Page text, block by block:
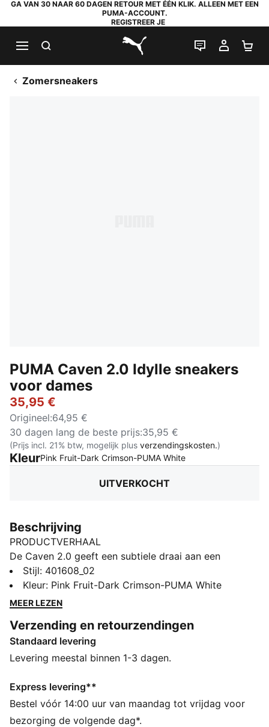
GA VAN 30 NAAR 60 DAGEN RETOUR MET ÉÉN KLIK. ALLEEN MET EEN
PUMA-ACCOUNT.
REGISTREER JE
PUMA.com
LIVE CHAT
MIJN
Zomersneakers
PUMA Caven 2.0 Idylle sneakers
voor dames
35,95 €
Origineel:64,95 €
30 dagen lang de beste prijs:35,95 €
(Prijs incl. 21% btw, mogelijk plus verzendingskosten.)
KleurPink Fruit-Dark Crimson-PUMA White:
UITVERKOCHT
Beschrijving
PRODUCTVERHAAL
De Caven 2.0 geeft een subtiele draai aan een
basketbalmodel uit de jaren 80 voor een look die je
met recht een klassieker mag noemen, op het
basketbalveld en daarbuiten. Dit ontwerp combineert
coole retro-uitstraling. Deze sneakers zijn de essentie
van sportieve stijl.
ALLE INS EN OUTS
minstens 20% gerecyclede materialen en de zool is
gemaakt met minstens 10% gerecyclede materialen.
SOFTFOAM+: comfortabele instap-inlegzool voor
Stijl: 401608_02
Kleur: Pink Fruit-Dark Crimson-PUMA White
MEER LEZEN
Verzending en retourzendingen
Standaard levering
Levering meestal binnen 1-3 dagen.
Express levering**
Bestel vóór 14:00 uur van maandag tot vrijdag voor
bezorging de volgende dag*.